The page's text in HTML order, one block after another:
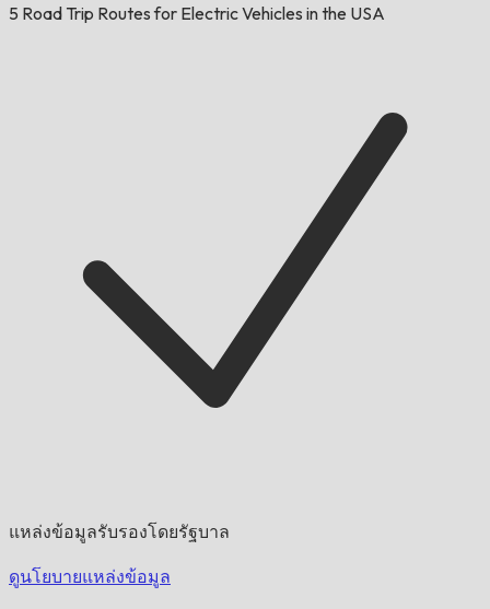
5 Road Trip Routes for Electric Vehicles in the USA
แหล่งข้อมูลรับรองโดยรัฐบาล
ดูนโยบายแหล่งข้อมูล